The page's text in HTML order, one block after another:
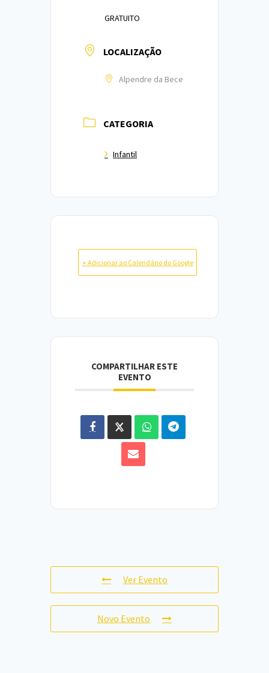
GRATUITO
LOCALIZAÇÃO
Alpendre da Bece
CATEGORIA
Infantil
+ Adicionar ao Calendário do Google
COMPARTILHAR ESTE
EVENTO
Ver Evento
Novo Evento